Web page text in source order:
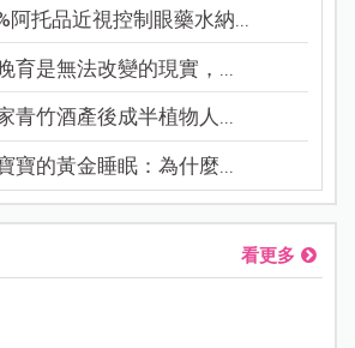
阿托品近視控制眼藥水納...
育是無法改變的現實，...
青竹酒產後成半植物人...
寶的黃金睡眠：為什麼...
看更多